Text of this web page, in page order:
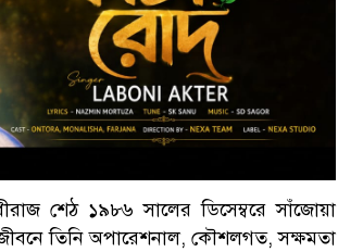
শেঠ ১৯৮৬ সালের ডিসেম্বরে সাঁজোয়া
তিনি অপারেশনাল, কৌশলগত, সক্ষমতা